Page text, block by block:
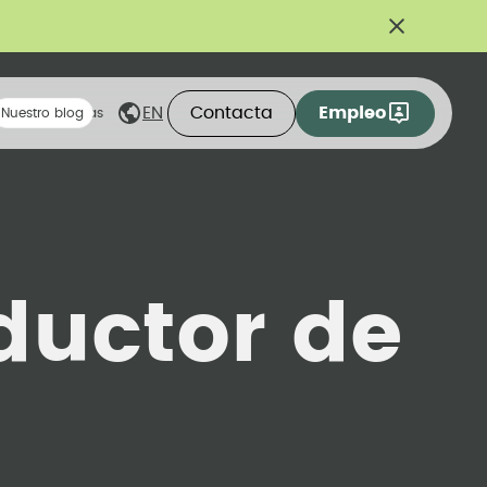
compartidas
Nuestro blog EN Contacta Empleo
de